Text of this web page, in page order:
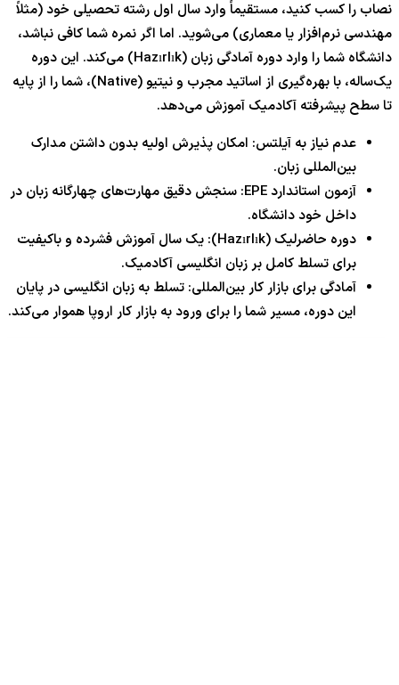
نصاب را کسب کنید، مستقیماً وارد سال اول رشته تحصیلی خود (مثلاً
مهندسی نرم‌افزار یا معماری) می‌شوید. اما اگر نمره شما کافی نباشد،
دانشگاه شما را وارد دوره آمادگی زبان (Hazırlık) می‌کند. این دوره
یک‌ساله، با بهره‌گیری از اساتید مجرب و نیتیو (Native)، شما را از پایه
تا سطح پیشرفته آکادمیک آموزش می‌دهد.
عدم نیاز به آیلتس: امکان پذیرش اولیه بدون داشتن مدارک
بین‌المللی زبان.
آزمون استاندارد EPE: سنجش دقیق مهارت‌های چهارگانه زبان در
داخل خود دانشگاه.
دوره حاضرلیک (Hazırlık): یک سال آموزش فشرده و باکیفیت
برای تسلط کامل بر زبان انگلیسی آکادمیک.
آمادگی برای بازار کار بین‌المللی: تسلط به زبان انگلیسی در پایان
این دوره، مسیر شما را برای ورود به بازار کار اروپا هموار می‌کند.